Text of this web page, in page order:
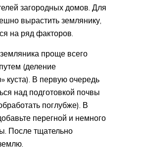
загородных домов. Для
вырастить землянику,
на ряд факторов.
проще всего
(деление
куста). В первую очередь
над подготовкой почвы
поглубже). В
перегной и немного
После тщательно